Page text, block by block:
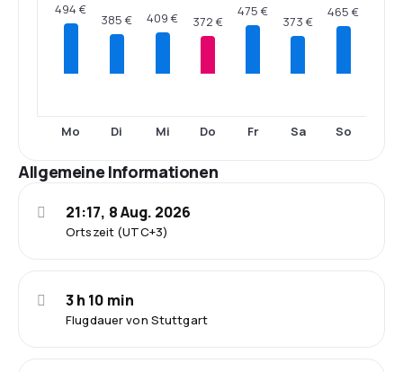
494 €
Mo
385 €
Di
409 €
Mi
372 €
Do
475 €
Fr
373 €
Sa
465 €
So
Allgemeine Informationen
Ortszeit (UTC+3)
21:17, 8 Aug. 2026
Flugdauer von Stuttgart
3 h 10 min